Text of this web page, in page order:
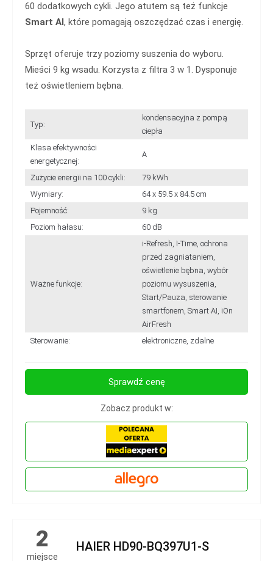
60 dodatkowych cykli. Jego atutem są też funkcje
Smart AI, które pomagają oszczędzać czas i energię.
Sprzęt oferuje trzy poziomy suszenia do wyboru.
Mieści 9 kg wsadu. Korzysta z filtra 3 w 1. Dysponuje
też oświetleniem bębna.
Typ:
kondensacyjna z pompą
ciepła
Klasa efektywności
energetycznej:
A
Zużycie energii na 100 cykli:
79 kWh
Wymiary:
64 x 59.5 x 84.5 cm
Pojemność:
9 kg
Poziom hałasu:
60 dB
Ważne funkcje:
i-Refresh, I-Time, ochrona
przed zagniataniem,
oświetlenie bębna, wybór
poziomu wysuszenia,
Start/Pauza, sterowanie
smartfonem, Smart AI, iOn
AirFresh
Sterowanie:
elektroniczne, zdalne
Sprawdź cenę
Zobacz produkt w:
2
miejsce
HAIER HD90-BQ397U1-S